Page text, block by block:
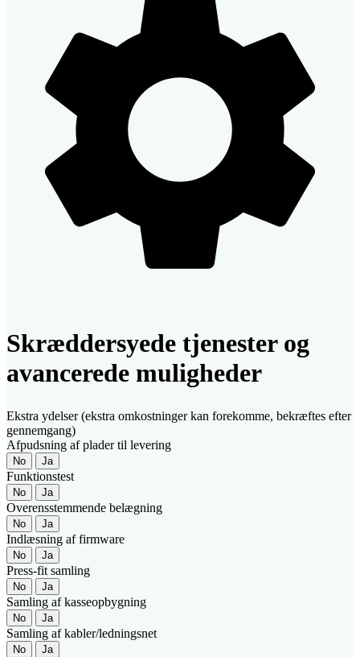
Skræddersyede tjenester og
avancerede muligheder
Ekstra ydelser (ekstra omkostninger kan forekomme, bekræftes efter
gennemgang)
Afpudsning af plader til levering
No Ja
Funktionstest
No Ja
Overensstemmende belægning
No Ja
Indlæsning af firmware
No Ja
Press-fit samling
No Ja
Samling af kasseopbygning
No Ja
Samling af kabler/ledningsnet
No Ja